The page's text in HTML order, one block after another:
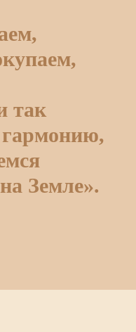
так
гармонию,
Земле».